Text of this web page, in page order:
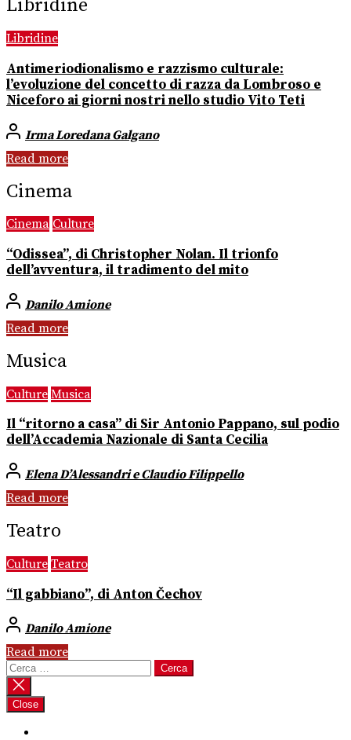
Libridine
Libridine
Antimeriodionalismo e razzismo culturale:
l’evoluzione del concetto di razza da Lombroso e
Niceforo ai giorni nostri nello studio Vito Teti
Irma Loredana Galgano
Read more
Cinema
Cinema Culture
“Odissea”, di Christopher Nolan. Il trionfo
dell’avventura, il tradimento del mito
Danilo Amione
Read more
Musica
Culture Musica
Il “ritorno a casa” di Sir Antonio Pappano, sul podio
dell’Accademia Nazionale di Santa Cecilia
Elena D’Alessandri e Claudio Filippello
Read more
Teatro
Culture Teatro
“Il gabbiano”, di Anton Čechov
Danilo Amione
Read more
Ricerca
per:
Close